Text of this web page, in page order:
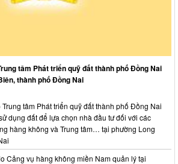
tâm Phát triển quỹ đất thành phố Đồng Nai
thành phố Đồng Nai
tâm Phát triển quỹ đất thành phố Đồng Nai
dụng đất để lựa chọn nhà đầu tư đối với các
hàng không và Trung tâm… tại phường Long
Cảng vụ hàng không miền Nam quản lý tại